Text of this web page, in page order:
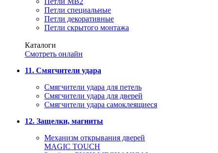
Петли специальные
Петли декоративные
Петли скрытого монтажа
Каталоги
Смотреть онлайн
11. Смягчители удара
Смягчители удара для петель
Смягчители удара для дверей
Cмягчители удара самоклеящиеся
12. Защелки, магниты
Механизм открывания дверей
MAGIC TOUCH